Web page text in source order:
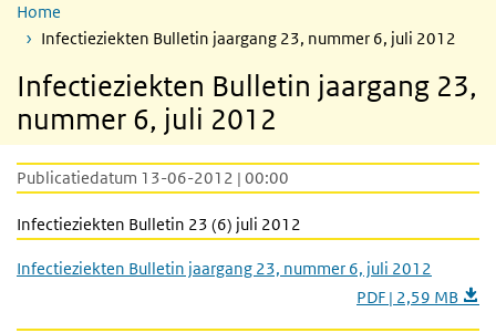
Home
Infectieziekten Bulletin jaargang 23, nummer 6, juli 2012
Infectieziekten Bulletin jaargang 23,
nummer 6, juli 2012
Publicatiedatum 13-06-2012 | 00:00
Infectieziekten Bulletin 23 (6) juli 2012
Infectieziekten Bulletin jaargang 23, nummer 6, juli 2012
PDF | 2,59 MB